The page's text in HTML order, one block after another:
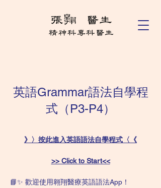
英語Grammar語法自學程
式（P3-P4）
》〉按此進入英語語法自學程式〈《
>> Click to Start<<
📘✨ 歡迎使用翱翔醫療英語語法App！